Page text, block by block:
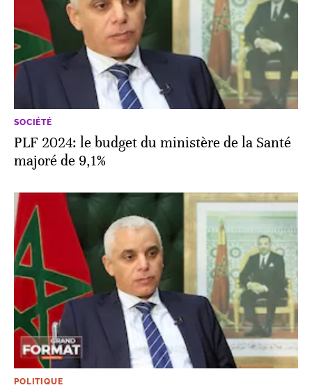
SOCIÉTÉ
PLF 2024: le budget du ministère de la Santé
majoré de 9,1%
POLITIQUE